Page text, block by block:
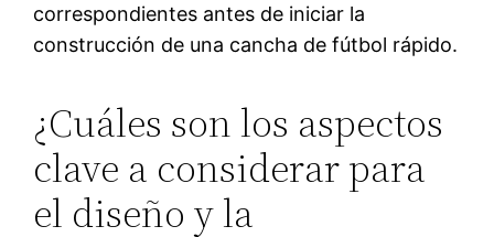
correspondientes antes de iniciar la
construcción de una cancha de fútbol rápido.
¿Cuáles son los aspectos
clave a considerar para
el diseño y la